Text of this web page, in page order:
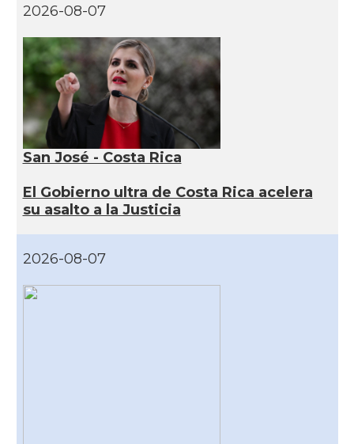
2026-08-07
San José - Costa Rica
El Gobierno ultra de Costa Rica acelera
su asalto a la Justicia
2026-08-07